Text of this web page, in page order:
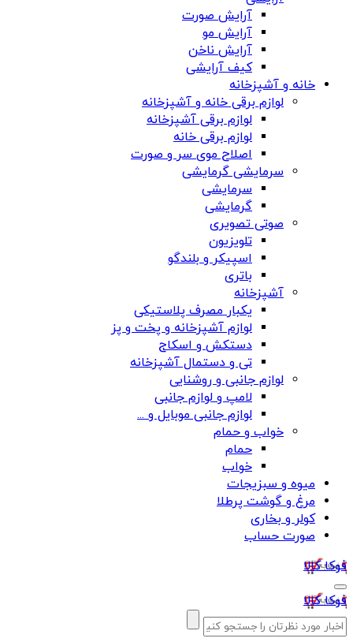
آرایش صورت
آرایش مو
آرایش ناخن
کیف آرایشی
خانه و آشپزخانه
لوازم برقی خانه و آشپزخانه
لوازم برقی آشپزخانه
لوازم برقی خانه
اصلاح موی سر و صورت
سرمایشی گرمایشی
سرمایشی
گرمایشی
صوتی تصویری
تلویزیون
اسپیکر و بلندگو
باتری
آشپزخانه
یکبار مصرف پلاستیکی
لوازم آشپزخانه و پخت و پز
دستکش و اسکاج
تی و دستمال آشپزخانه
لوازم جانبی و روشنایی
لامپ و لوازم جانبی
لوازم جانبی موبایل و ...
خواب و حمام
حمام
خواب
میوه و سبزیجات
مرغ و گوشت پرطلا
کولر و بخاری
صورت حساب
فوکا کالا
فوکا کالا